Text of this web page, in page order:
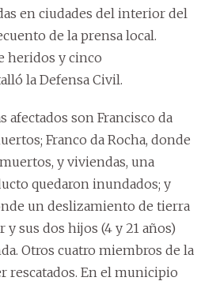
en ciudades del interior del
de la prensa local.
heridos y cinco
la Defensa Civil.
afectados son Francisco da
Franco da Rocha, donde
y viviendas, una
quedaron inundados; y
un deslizamiento de tierra
sus dos hijos (4 y 21 años)
Otros cuatro miembros de la
rescatados. En el municipio